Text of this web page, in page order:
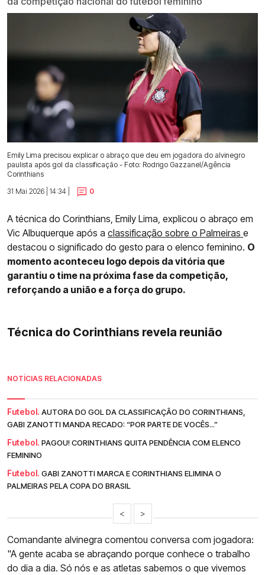
Emily Lima precisou explicar o abraço que deu em jogadora do alvinegro
paulista após gol da classificação - Foto: Rodrigo Gazzanel/Agência
Corinthians
31 Mai 2026 | 14:34 |
0
A técnica do Corinthians, Emily Lima, explicou o abraço em
Vic Albuquerque após a classificação sobre o Palmeiras e
destacou o significado do gesto para o elenco feminino. O
momento aconteceu logo depois da vitória que
garantiu o time na próxima fase da competição,
reforçando a união e a força do grupo.
Técnica do Corinthians revela reunião
NOTÍCIAS RELACIONADAS
Futebol. AUTORA DO GOL DA CLASSIFICAÇÃO DO CORINTHIANS,
GABI ZANOTTI MANDA RECADO: “POR PARTE DE VOCÊS...”
Futebol. PAGOU! CORINTHIANS QUITA PENDÊNCIA COM ELENCO
FEMININO
Futebol. GABI ZANOTTI MARCA E CORINTHIANS ELIMINA O
PALMEIRAS PELA COPA DO BRASIL
< >
Comandante alvinegra comentou conversa com jogadora:
"A gente acaba se abraçando porque conhece o trabalho
do dia a dia. Só nós e as atletas sabemos o que vivemos